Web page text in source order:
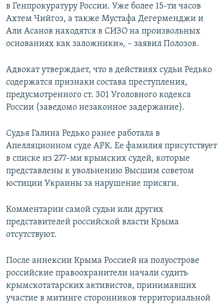
в Генпрокуратуру России. Уже более 15-ти часов
Ахтем Чийгоз, а также Мустафа Дегерменджи и
Али Асанов находятся в СИЗО на произвольных
основаниях как заложники», – заявил Полозов.
Адвокат утверждает, что в действиях судьи Редько
содержатся признаки состава преступления,
предусмотренного ст. 301 Уголовного кодекса
России (заведомо незаконное задержание).
Судья Галина Редько ранее работала в
Апелляционном суде АРК. Ее фамилия присутствует
в списке из 277-ми крымских судей, которые
представлены к увольнению Высшим советом
юстиции Украины за нарушение присяги.
Комментарии самой судьи или других
представителей российской власти Крыма
отсутствуют.
После аннексии Крыма Россией на полуострове
российские правоохранители начали судить
крымскотатарских активистов, принимавших
участие в митинге сторонников территориальной